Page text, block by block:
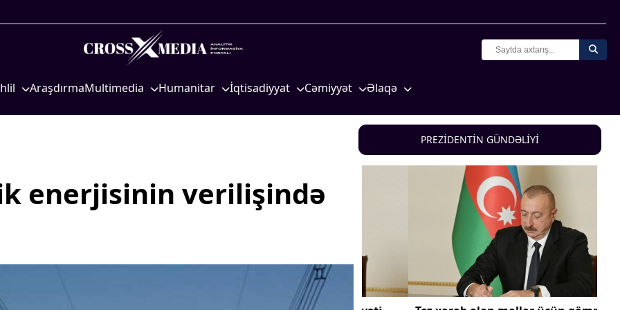
AraşdırmaMultimedia Humanitar
Mədəniyyətimizin Zəfəri
İqtisadiyyat
Kənd təsərrüfatı
nəqliyyat
Cəmiyyət
Məhkəmə və hüquq
Zəfər - 5
Hadisə
Sağlamlıq
Əlaqə
enerjisinin verilişində
PREZİDENTİN GÜNDƏLİYİ